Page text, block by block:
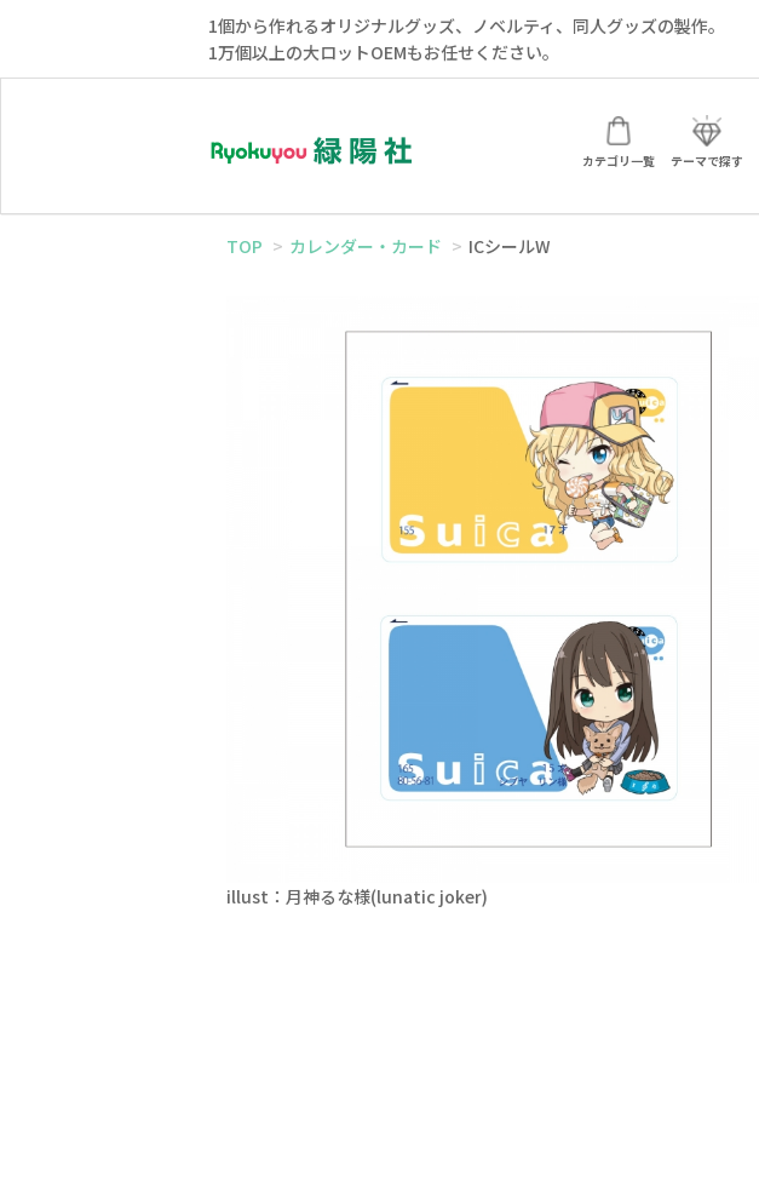
1個から作れるオリジナルグッズ、ノベルティ、同人グッズの製作。
1万個以上の大ロットOEMもお任せください。
カテゴリ一覧 テーマで探す
TOP カレンダー・カード ICシールW
illust：月神るな様(lunatic joker)